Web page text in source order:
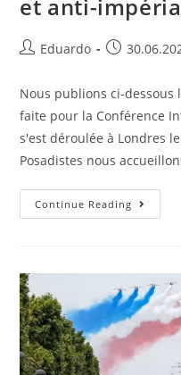
et anti-
Eduardo
Nous publions ci-dessous
faite pour la Conférence
s'est déroulée à Londres
Posadistes nous
Continue Reading